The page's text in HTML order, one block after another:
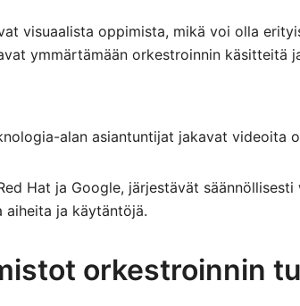
visuaalista oppimista, mikä voi olla
ymmärtämään orkestroinnin käsitteitä
alan asiantuntijat jakavat videoita
Hat ja Google, järjestävät säännöllisesti
aiheita ja käytäntöjä.
orkestroinnin